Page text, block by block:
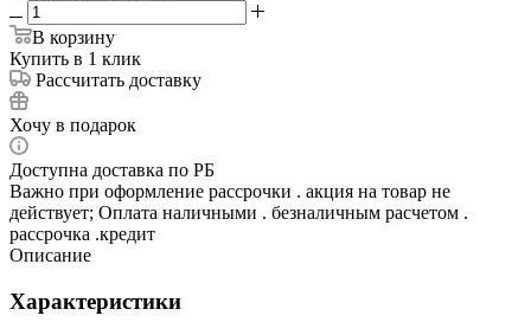
В корзину
Купить в 1 клик
Рассчитать доставку
Хочу в подарок
Доступна доставка по РБ
Важно при оформление рассрочки . акция на товар не
действует; Оплата наличными . безналичным расчетом .
рассрочка .кредит
Описание
Характеристики